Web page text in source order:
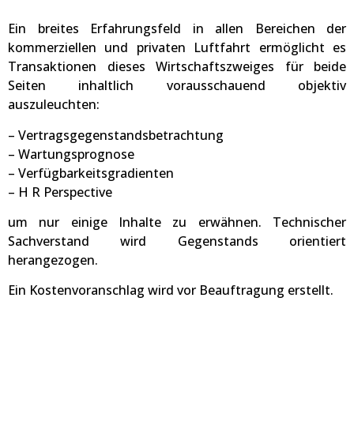
Ein breites Erfahrungsfeld in allen Bereichen der
kommerziellen und privaten Luftfahrt ermöglicht es
Transaktionen dieses Wirtschaftszweiges für beide
Seiten inhaltlich vorausschauend objektiv
auszuleuchten:
– Vertragsgegenstandsbetrachtung
– Wartungsprognose
– Verfügbarkeitsgradienten
– H R Perspective
um nur einige Inhalte zu erwähnen. Technischer
Sachverstand wird Gegenstands orientiert
herangezogen.
Ein Kostenvoranschlag wird vor Beauftragung erstellt.